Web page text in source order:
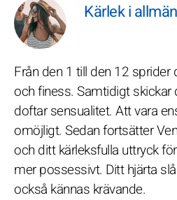
Kärlek i
Från den 1 till den 12
och finess. Samtidigt skickar
doftar sensualitet. Att vara
omöjligt. Sedan fortsätter
och ditt kärleksfulla uttryck
mer possessivt. Ditt hjärta
också kännas krävande.